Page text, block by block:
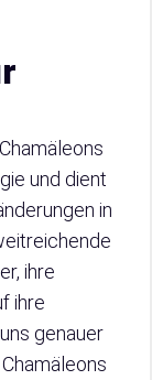
und dient
in
ihre
ihre
genauer